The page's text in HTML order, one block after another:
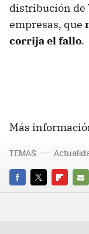
distribución de
empresas, que
corrija el fallo.
Más
FACEBOOK
TWITTER
E-
TEMAS